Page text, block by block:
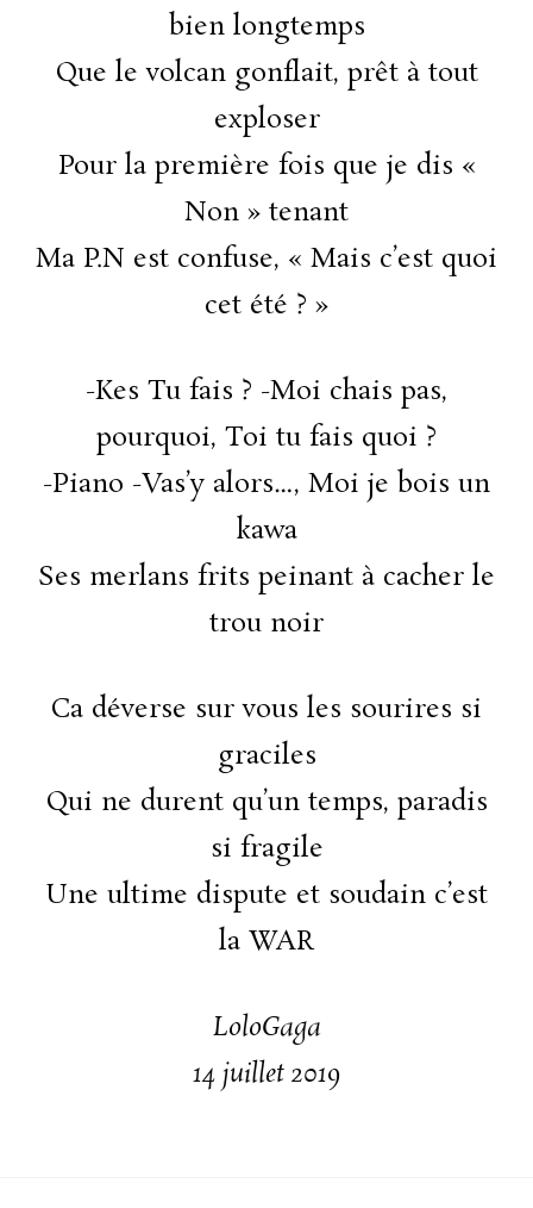
bien longtemps
Que le volcan gonflait, prêt à tout
exploser
Pour la première fois que je dis «
Non » tenant
Ma P.N est confuse, « Mais c’est quoi
cet été ? »
-Kes Tu fais ? -Moi chais pas,
pourquoi, Toi tu fais quoi ?
-Piano -Vas’y alors…, Moi je bois un
kawa
Ses merlans frits peinant à cacher le
trou noir
Ca déverse sur vous les sourires si
graciles
Qui ne durent qu’un temps, paradis
si fragile
Une ultime dispute et soudain c’est
la WAR
LoloGaga
14 juillet 2019